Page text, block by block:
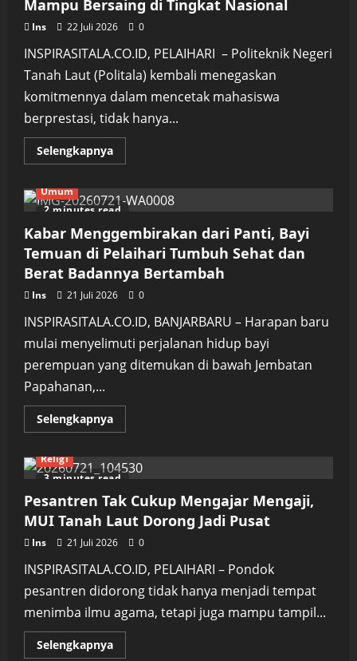
PPID
Kalsel
Mampu Bersaing di Tingkat Nasional
Ins 22 Juli 2026 0
INSPIRASITALA.CO.ID, PELAIHARI – Politeknik Negeri
Tanah Laut (Politala) kembali menegaskan
komitmennya dalam mencetak mahasiswa
berprestasi, tidak hanya...
SelengkapnyaRead
more
Kirim
10
ke
PORSENI
XV,
Momentum
Buktikan
Mahasiswa
Vokasi
Bersaing
di
Tingkat
Nasional
2 minutes read
Umum
Kabar Menggembirakan dari Panti, Bayi
Temuan di Pelaihari Tumbuh Sehat dan
Berat Badannya Bertambah
Ins 21 Juli 2026 0
INSPIRASITALA.CO.ID, BANJARBARU – Harapan baru
mulai menyelimuti perjalanan hidup bayi
perempuan yang ditemukan di bawah Jembatan
Papahanan,...
SelengkapnyaRead
more
Menggembirakan
dari
Bayi
Temuan
di
Pelaihari
Tumbuh
dan
Berat
Badannya
Bertambah
3 minutes read
Religi
Pesantren Tak Cukup Mengajar Mengaji,
MUI Tanah Laut Dorong Jadi Pusat
Ins 21 Juli 2026 0
INSPIRASITALA.CO.ID, PELAIHARI – Pondok
pesantren didorong tidak hanya menjadi tempat
menimba ilmu agama, tetapi juga mampu tampil...
SelengkapnyaRead
more